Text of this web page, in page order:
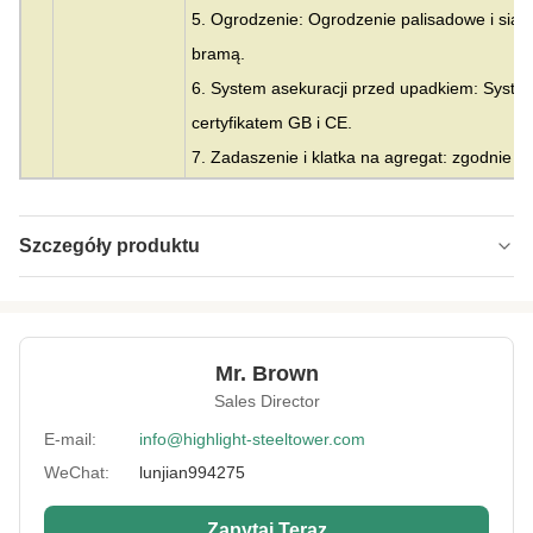
5. Ogrodzenie: Ogrodzenie palisadowe i
bramą.
6. System asekuracji przed upadkiem:
certyfikatem GB i CE.
7. Zadaszenie i klatka na agregat: zgodnie
Szczegóły produktu
Height: 0-300m
Krata z 3 lub 4 nogami
Certification: SGS, CE, ISO
Warranty: 15 lat
Surface
Mr. Brown
Sales Director
E-mail:
info@highlight-steeltower.com
WeChat:
lunjian994275